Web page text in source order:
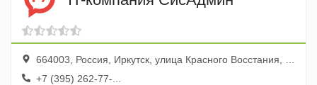
664003, Россия, Иркутск, улица Красного Восстания, 20
+7 (395) 262-77-...